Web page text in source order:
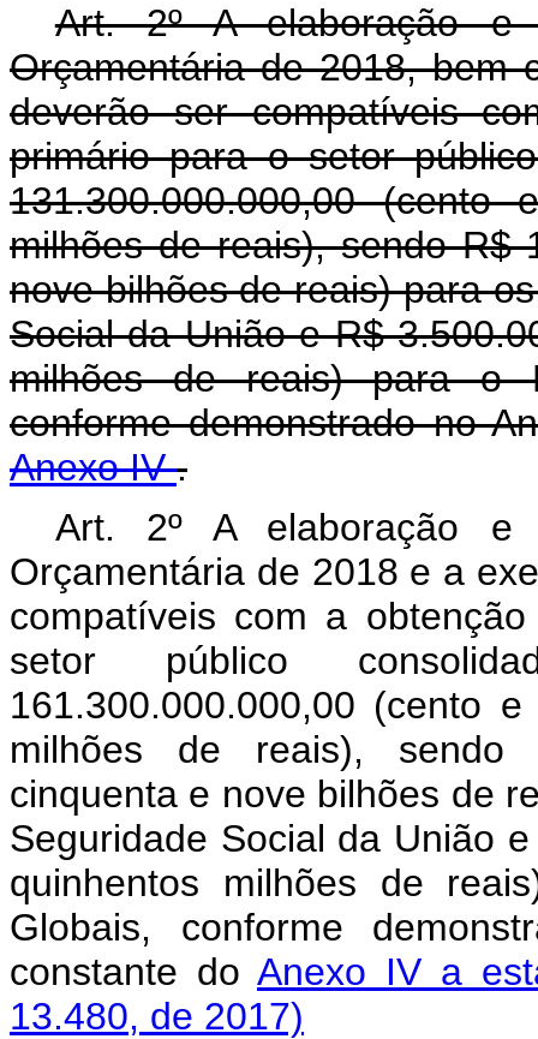
Art. 2º A elaboração
Orçamentária de 2018, bem
deverão ser compatíveis
primário para o setor
131.300.000.000,00
milhões de reais), sendo R$
nove bilhões de reais) para
Social da União e R$
milhões de reais) para o
conforme demonstrado no
Anexo IV.
Art. 2º A elaboração
Orçamentária de 2018 e a
compatíveis com a
setor público
161.300.000.000,00 (cento
milhões de reais), sendo
cinquenta e nove bilhões de
Seguridade Social da União
quinhentos milhões de
Globais, conforme
constante do Anexo IV a
13.480, de 2017)